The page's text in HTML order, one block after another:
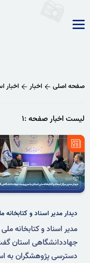
صفحه اصلی اخبار اخبار
لیست اخبار صفحه :۱
دیدار مدیر اسناد و
مدیر اسناد و کتابخانه
جهاددانشگاهی استان
دسترسی پژوهشگران به